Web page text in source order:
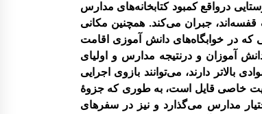
درواقع کمبود کتابخانه‌های مدارس
جبران ‌می‌کند. همچنین مکانی
که در خوابگاه‌های دانش آموزی اقامت
آموزان و درنتیجه مدارس و اولیای
دارند، ‌می‌توانند بازوی اجرایی
خاصی قایل است، به طوری که جزوۀ
مدارس ‌می‌گذارد و نیز در سفرهای